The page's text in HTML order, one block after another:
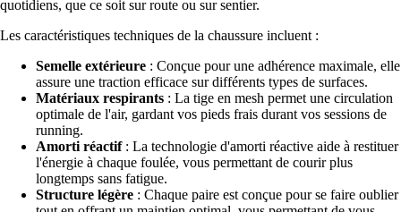
quotidiens, que ce soit sur route ou sur sentier.
Les caractéristiques techniques de la chaussure incluent :
Semelle extérieure : Conçue pour une adhérence maximale, elle
assure une traction efficace sur différents types de surfaces.
Matériaux respirants : La tige en mesh permet une circulation
optimale de l'air, gardant vos pieds frais durant vos sessions de
running.
Amorti réactif: La technologie d'amorti réactive aide à restituer
l'énergie à chaque foulée, vous permettant de courir plus
longtemps sans fatigue.
Structure légère : Chaque paire est conçue pour se faire oublier